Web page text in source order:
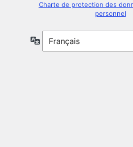
Charte de protection des
personnel
Langue